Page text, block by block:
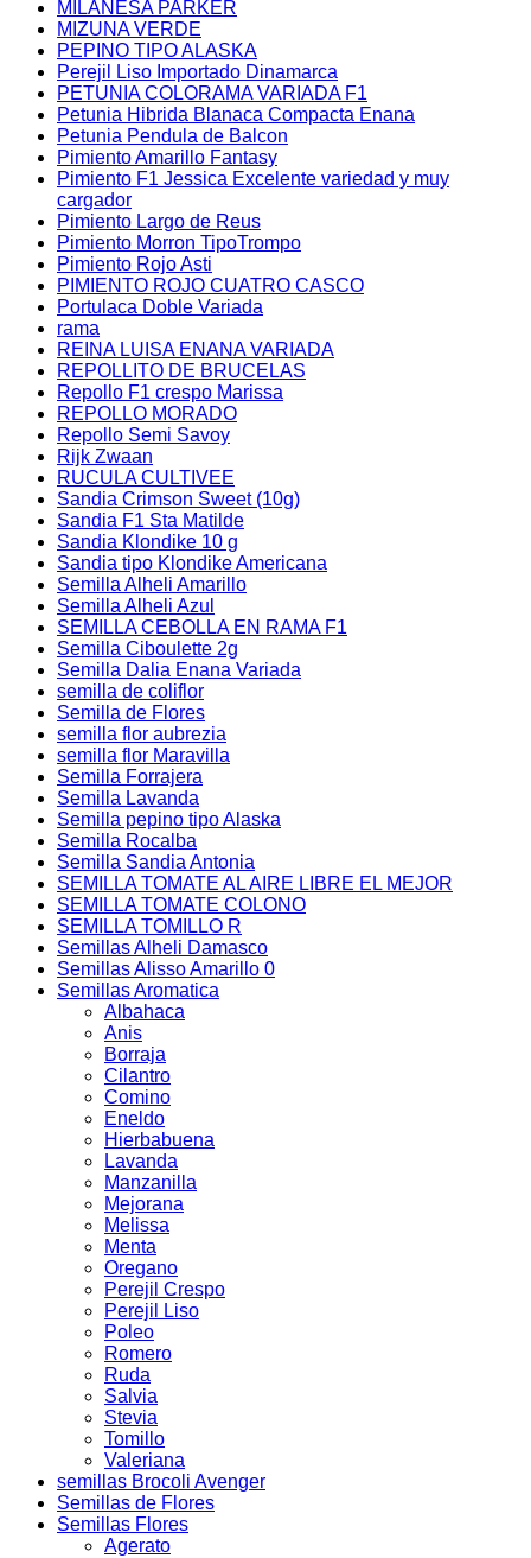
MILANESA PARKER
MIZUNA VERDE
PEPINO TIPO ALASKA
Perejil Liso Importado Dinamarca
PETUNIA COLORAMA VARIADA F1
Petunia Hibrida Blanaca Compacta Enana
Petunia Pendula de Balcon
Pimiento Amarillo Fantasy
Pimiento F1 Jessica Excelente variedad y muy
cargador
Pimiento Largo de Reus
Pimiento Morron TipoTrompo
Pimiento Rojo Asti
PIMIENTO ROJO CUATRO CASCO
Portulaca Doble Variada
rama
REINA LUISA ENANA VARIADA
REPOLLITO DE BRUCELAS
Repollo F1 crespo Marissa
REPOLLO MORADO
Repollo Semi Savoy
Rijk Zwaan
RUCULA CULTIVEE
Sandia Crimson Sweet (10g)
Sandia F1 Sta Matilde
Sandia Klondike 10 g
Sandia tipo Klondike Americana
Semilla Alheli Amarillo
Semilla Alheli Azul
SEMILLA CEBOLLA EN RAMA F1
Semilla Ciboulette 2g
Semilla Dalia Enana Variada
semilla de coliflor
Semilla de Flores
semilla flor aubrezia
semilla flor Maravilla
Semilla Forrajera
Semilla Lavanda
Semilla pepino tipo Alaska
Semilla Rocalba
Semilla Sandia Antonia
SEMILLA TOMATE AL AIRE LIBRE EL MEJOR
SEMILLA TOMATE COLONO
SEMILLA TOMILLO R
Semillas Alheli Damasco
Semillas Alisso Amarillo 0
Semillas Aromatica
Albahaca
Anis
Borraja
Cilantro
Comino
Eneldo
Hierbabuena
Lavanda
Manzanilla
Mejorana
Melissa
Menta
Oregano
Perejil Crespo
Perejil Liso
Poleo
Romero
Ruda
Salvia
Stevia
Tomillo
Valeriana
semillas Brocoli Avenger
Semillas de Flores
Semillas Flores
Agerato